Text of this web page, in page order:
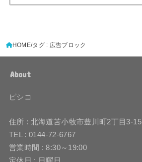
HOME タグ : 広告ブロック
About
ピシコ
住所 : 北海道苫小牧市豊川町2丁目3-15
TEL : 0144-72-6767
営業時間 : 8:30～19:00
定休日 : 日曜日